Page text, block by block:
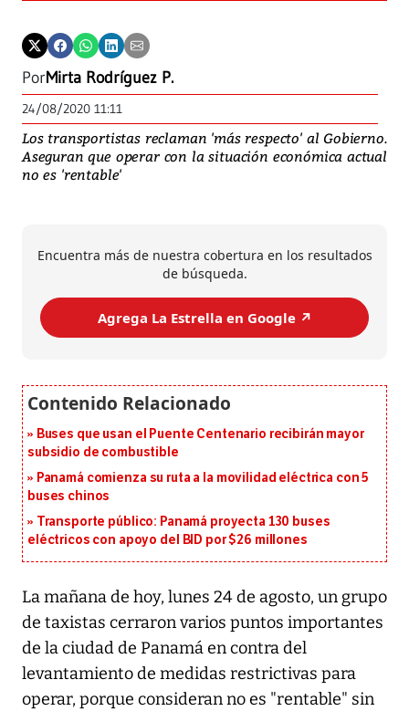
PorMirta Rodríguez P.
24/08/2020 11:11
Los transportistas reclaman 'más respecto' al Gobierno.
Aseguran que operar con la situación económica actual
no es 'rentable'
Encuentra más de nuestra cobertura en los resultados
de búsqueda.
Agrega La Estrella en Google ↗️
Buses que usan el Puente Centenario recibirán mayor
subsidio de combustible
Panamá comienza su ruta a la movilidad eléctrica con 5
buses chinos
Transporte público: Panamá proyecta 130 buses
eléctricos con apoyo del BID por $26 millones
La mañana de hoy, lunes 24 de agosto, un grupo
de taxistas cerraron varios puntos importantes
de la ciudad de Panamá en contra del
levantamiento de medidas restrictivas para
operar, porque consideran no es "rentable" sin